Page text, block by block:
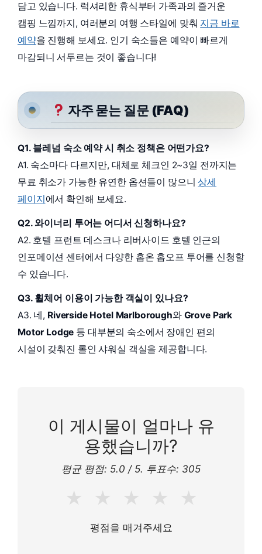
담고 있습니다. 럭셔리한 휴식부터 가족과의 즐거운
캠핑 느낌까지, 여러분의 여행 스타일에 맞춰 지금 바로
예약을 진행해 보세요. 인기 숙소들은 예약이 빠르게
마감되니 서두르는 것이 좋습니다!
자주 묻는 질문 (FAQ)
Q1. 블레넘 숙소 예약 시 취소 정책은 어떤가요?
A1. 숙소마다 다르지만, 대체로 체크인 2~3일 전까지는
무료 취소가 가능한 유연한 옵션들이 많으니상세
페이지 에서 확인해 보세요.
Q2. 와이너리 투어는 어디서 신청하나요?
A2. 호텔 프런트 데스크나 리버사이드 호텔 인근의
인포메이션 센터에서 다양한 홉온 홉오프 투어를 신청할
수 있습니다.
Q3. 휠체어 이용이 가능한 객실이 있나요?
A3. 네, Riverside Hotel Marlborough와 Grove Park
Motor Lodge 등 대부분의 숙소에서 장애인 편의
시설이 갖춰진 롤인 샤워실 객실을 제공합니다.
이 게시물이 얼마나 유
용했습니까?
평균 평점: 5.0 / 5. 투표수: 305
★ ★ ★ ★ ★
평점을 매겨주세요